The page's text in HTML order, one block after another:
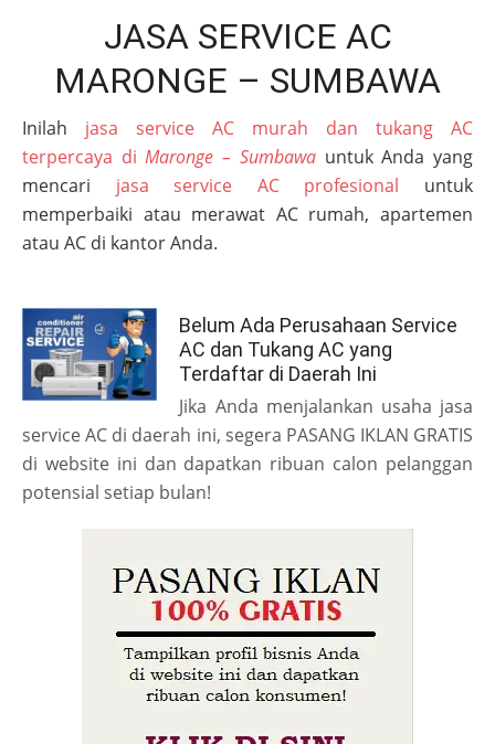
JASA SERVICE AC
MARONGE – SUMBAWA
Inilah jasa service AC murah dan tukang AC
terpercaya diMaronge – Sumbawauntuk Anda yang
mencari jasa service AC profesional untuk
memperbaiki atau merawat AC rumah, apartemen
atau AC di kantor Anda.
Belum Ada Perusahaan Service
AC dan Tukang AC yang
Terdaftar di Daerah Ini
Jika Anda menjalankan usaha jasa
service AC di daerah ini, segera PASANG IKLAN GRATIS
di website ini dan dapatkan ribuan calon pelanggan
potensial setiap bulan!